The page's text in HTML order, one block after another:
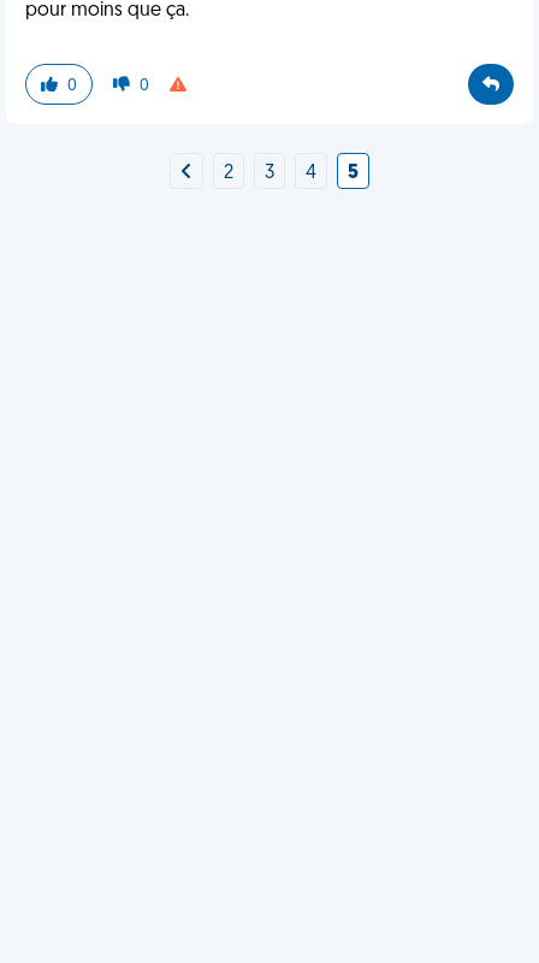
pour moins que ça.
0 0
2 3 4 5